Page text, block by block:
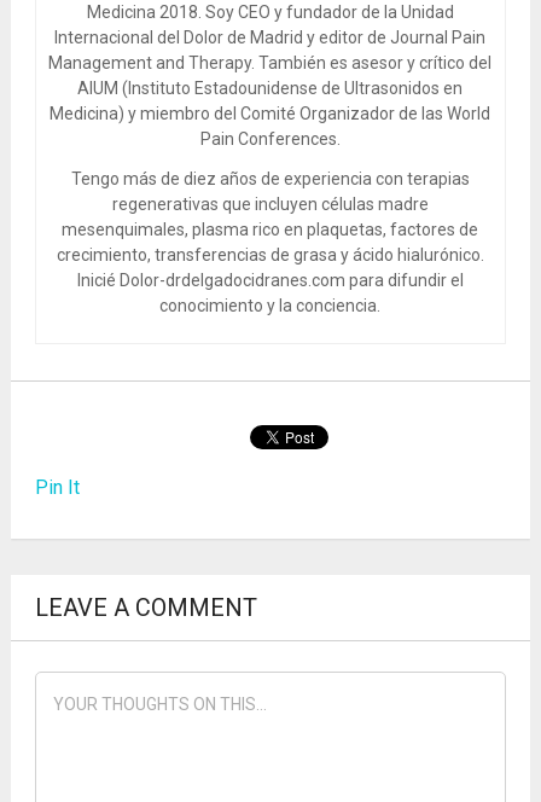
Medicina 2018. Soy CEO y fundador de la Unidad
Internacional del Dolor de Madrid y editor de Journal Pain
Management and Therapy. También es asesor y crítico del
AIUM (Instituto Estadounidense de Ultrasonidos en
Medicina) y miembro del Comité Organizador de las World
Pain Conferences.
Tengo más de diez años de experiencia con terapias
regenerativas que incluyen células madre
mesenquimales, plasma rico en plaquetas, factores de
crecimiento, transferencias de grasa y ácido hialurónico.
Inicié Dolor-drdelgadocidranes.com para difundir el
conocimiento y la conciencia.
Pin It
LEAVE A COMMENT